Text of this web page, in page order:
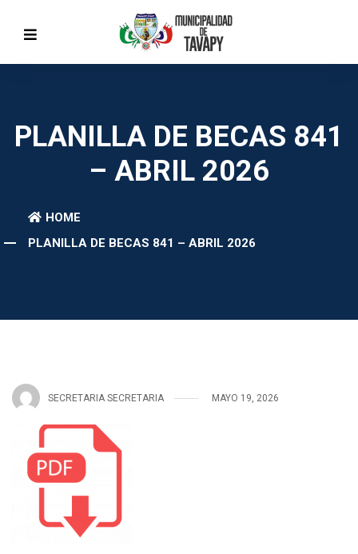
PLANILLA DE BECAS 841
– ABRIL 2026
HOME
PLANILLA DE BECAS 841 – ABRIL 2026
SECRETARIA SECRETARIA MAYO 19, 2026